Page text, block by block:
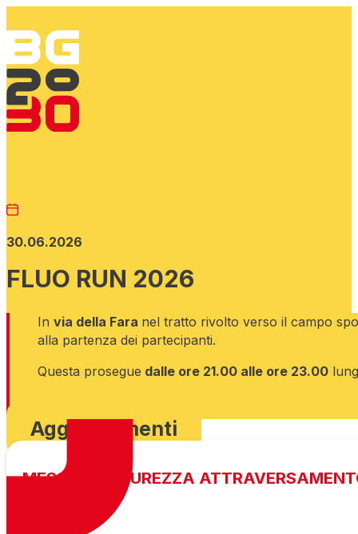
30.06.2026
FLUO RUN 2026
In via della Fara nel tratto rivolto verso il campo
alla partenza dei partecipanti.
Questa prosegue dalle ore 21.00 alle ore 23.00
Aggiornamenti
MESSA IN SICUREZZA